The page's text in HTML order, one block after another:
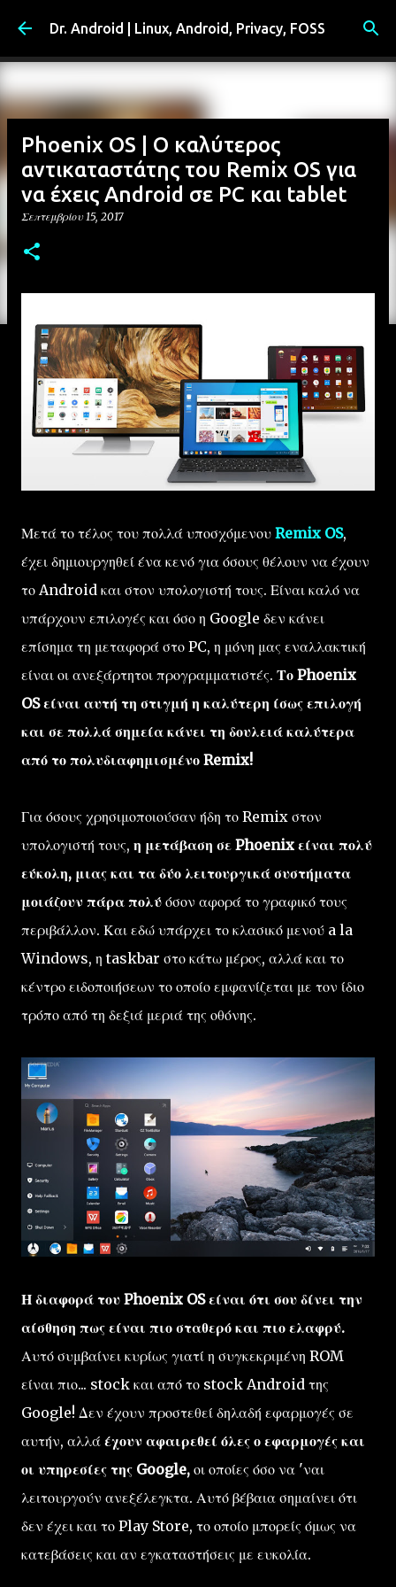
Μετάβαση στο κύριο περιεχόμενο
Dr. Android | Linux, Android, Privacy, FOSS
Phoenix OS | Ο καλύτερος
αντικαταστάτης του Remix OS για
να έχεις Android σε PC και tablet
Σεπτεμβρίου 15, 2017
Μετά το τέλος του πολλά υποσχόμενου Remix OS,
έχει δημιουργηθεί ένα κενό για όσους θέλουν να έχουν
το Android και στον υπολογιστή τους. Είναι καλό να
υπάρχουν επιλογές και όσο η Google δεν κάνει
επίσημα τη μεταφορά στο PC, η μόνη μας εναλλακτική
είναι οι ανεξάρτητοι προγραμματιστές. Το Phoenix
OS είναι αυτή τη στιγμή η καλύτερη ίσως επιλογή
και σε πολλά σημεία κάνει τη δουλειά καλύτερα
από το πολυδιαφημισμένο Remix!
Για όσους χρησιμοποιούσαν ήδη το Remix στον
υπολογιστή τους, η μετάβαση σε Phoenix είναι πολύ
εύκολη, μιας και τα δύο λειτουργικά συστήματα
μοιάζουν πάρα πολύ όσον αφορά το γραφικό τους
περιβάλλον. Και εδώ υπάρχει το κλασικό μενού a la
Windows, η taskbar στο κάτω μέρος, αλλά και το
κέντρο ειδοποιήσεων το οποίο εμφανίζεται με τον ίδιο
τρόπο από τη δεξιά μεριά της οθόνης.
Η διαφορά του Phoenix OS είναι ότι σου δίνει την
αίσθηση πως είναι πιο σταθερό και πιο ελαφρύ.
Αυτό συμβαίνει κυρίως γιατί η συγκεκριμένη ROM
είναι πιο... stock και από το stock Android της
Google! Δεν έχουν προστεθεί δηλαδή εφαρμογές σε
αυτήν, αλλά έχουν αφαιρεθεί όλες ο εφαρμογές και
οι υπηρεσίες της Google, οι οποίες όσο να 'ναι
λειτουργούν ανεξέλεγκτα. Αυτό βέβαια σημαίνει ότι
δεν έχει και το Play Store, το οποίο μπορείς όμως να
κατεβάσεις και αν εγκαταστήσεις με ευκολία.